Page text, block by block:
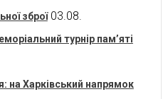
зброї 03.08.
турнір пам’яті
на Харківський напрямок